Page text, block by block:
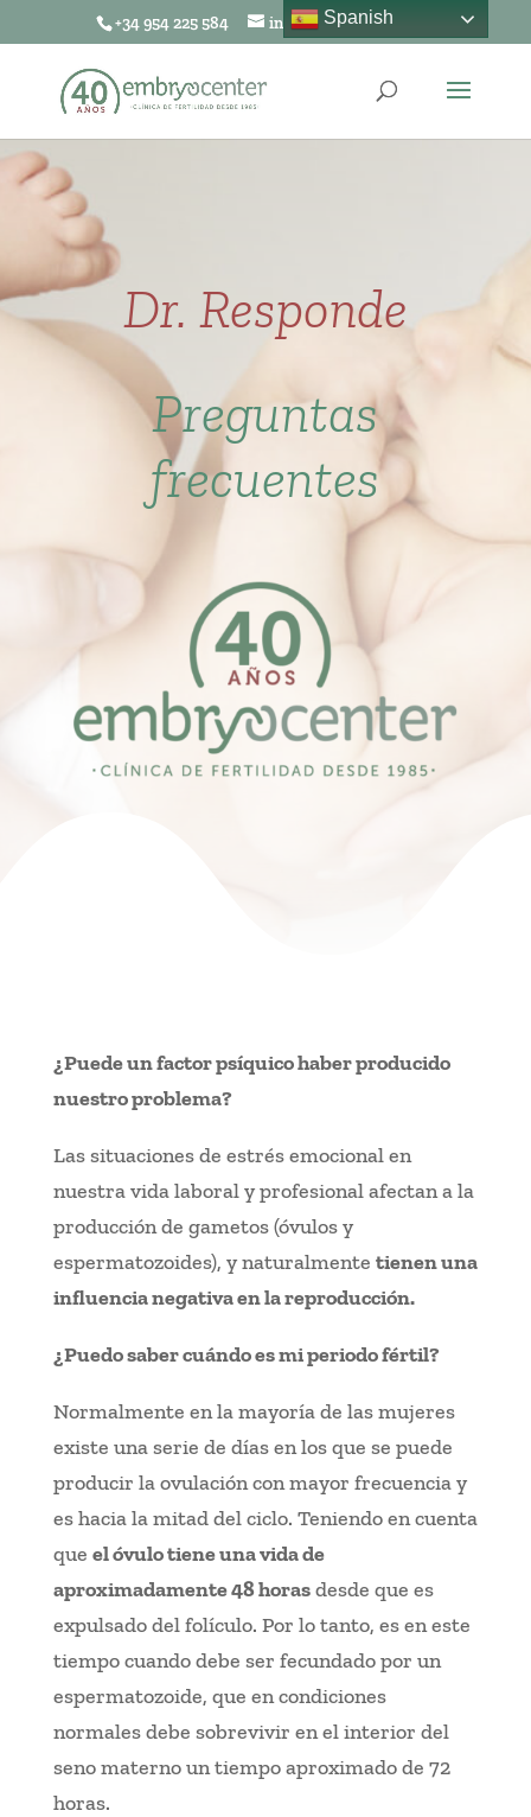
+34 954 225 584 info@embryocenter.es
Dr. Responde
Preguntas
frecuentes
¿Puede un factor psíquico haber producido
nuestro problema?
Las situaciones de estrés emocional en
nuestra vida laboral y profesional afectan a la
producción de gametos (óvulos y
espermatozoides), y naturalmente tienen una
influencia negativa en la reproducción.
¿Puedo saber cuándo es mi periodo fértil?
Normalmente en la mayoría de las mujeres
existe una serie de días en los que se puede
producir la ovulación con mayor frecuencia y
es hacia la mitad del ciclo. Teniendo en cuenta
que el óvulo tiene una vida de
aproximadamente 48 horasdesde que es
expulsado del folículo. Por lo tanto, es en este
tiempo cuando debe ser fecundado por un
espermatozoide, que en condiciones
normales debe sobrevivir en el interior del
seno materno un tiempo aproximado de 72
horas.
Spanish